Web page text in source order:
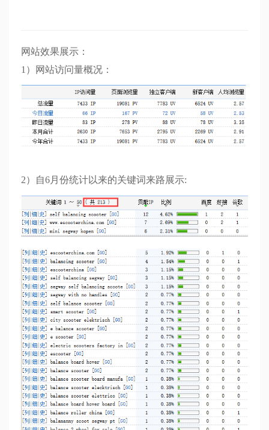
网站效果展示：
1）网站访问量概况：
2）自6月份统计以来的关键词来路展示: